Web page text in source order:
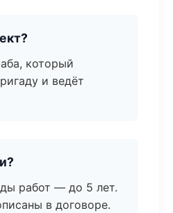
который
и ведёт
работ — до 5 лет.
в договоре.